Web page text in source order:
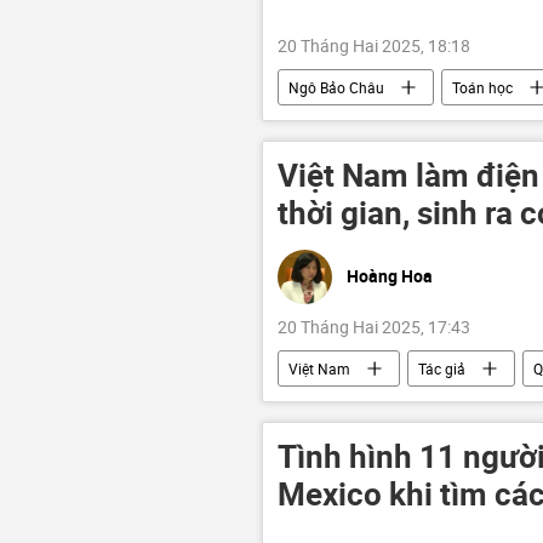
20 Tháng Hai 2025, 18:18
Ngô Bảo Châu Toán học
Trung Quốc
Singapore
Việt Nam làm
thời gian, sinh ra
Hoàng Hoa
20 Tháng Hai 2025, 17:43
Việt Nam Tác giả
Nhật Bản
Pháp
năng lượng hạt nhân
nhà
nhà máy điện hạt nhân Ninh Thuận-1
Tình hình 11
Mexico khi tìm